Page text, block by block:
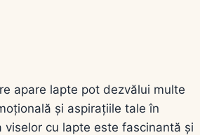
apare lapte pot dezvălui multe
și aspirațiile tale în
viselor cu lapte este fascinantă și